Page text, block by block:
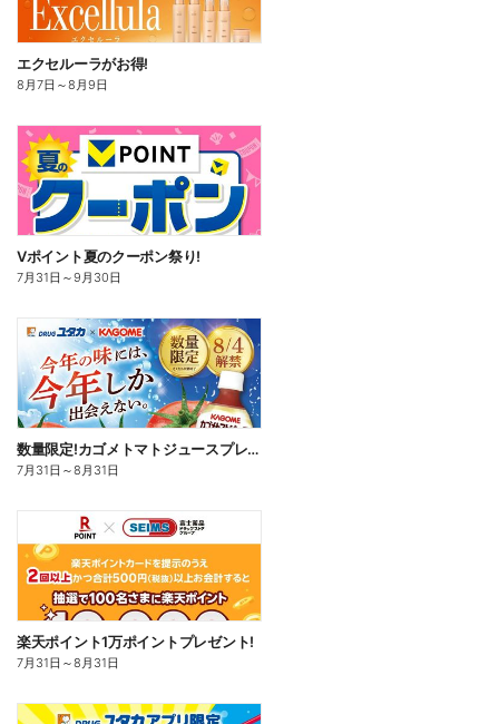
エクセルーラがお得!
8月7日 ～8月9日
Vポイント夏のクーポン祭り!
7月31日 ～9月30日
数量限定!カゴメトマトジュースプレミアアム
7月31日 ～8月31日
楽天ポイント1万ポイントプレゼント!
7月31日 ～8月31日